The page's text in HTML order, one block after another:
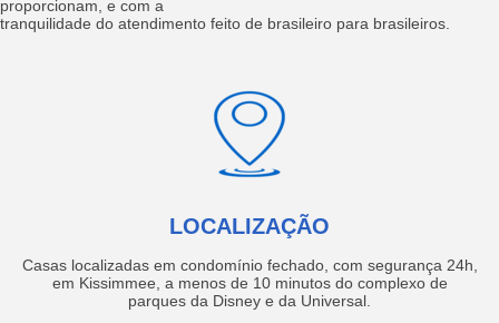
proporcionam, e com a
tranquilidade do atendimento feito de brasileiro para brasileiros.
LOCALIZAÇÃO
Casas localizadas em condomínio fechado, com segurança 24h,
em Kissimmee, a menos de 10 minutos do complexo de
parques da Disney e da Universal.